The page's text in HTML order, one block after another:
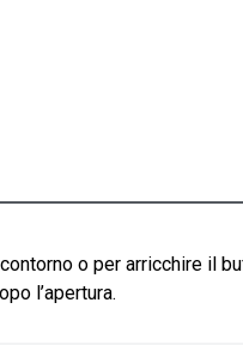
o per arricchire il
l’apertura.